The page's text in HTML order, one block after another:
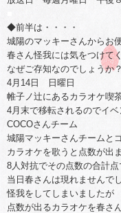
◆前半は・・・・
城陽のマッキーさんからお
春さん怪我には気をつけて
なぜご存知なのでしょう
4月14日 日曜日
帷子ノ辻にあるカラオケ喫
4月末で移転されるのでイ
COCOさんチーム
城陽マッキーさんチームと
カラオケを歌うと点数が出
8人対抗でその点数の合計
当日春さんは現れませんで
怪我をしてしまいましたが
点数が出るカラオケを春さ